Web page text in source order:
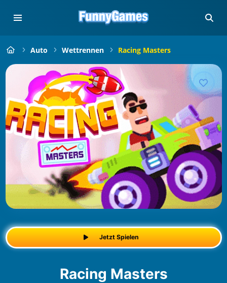
Auto Wettrennen Racing Masters
Jetzt Spielen
Racing Masters